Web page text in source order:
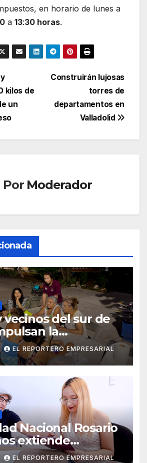
en horario de lunes a
a 13:30 horas.
Construirán lujosas
torres de
departamentos en
Valladolid
kilos de
un
Por Moderador
vecinos del sur de
la
de espacios
EL REPORTERO EMPRESARIAL
Nacional Rosario
extiende
de ingreso al 31
EL REPORTERO EMPRESARIAL